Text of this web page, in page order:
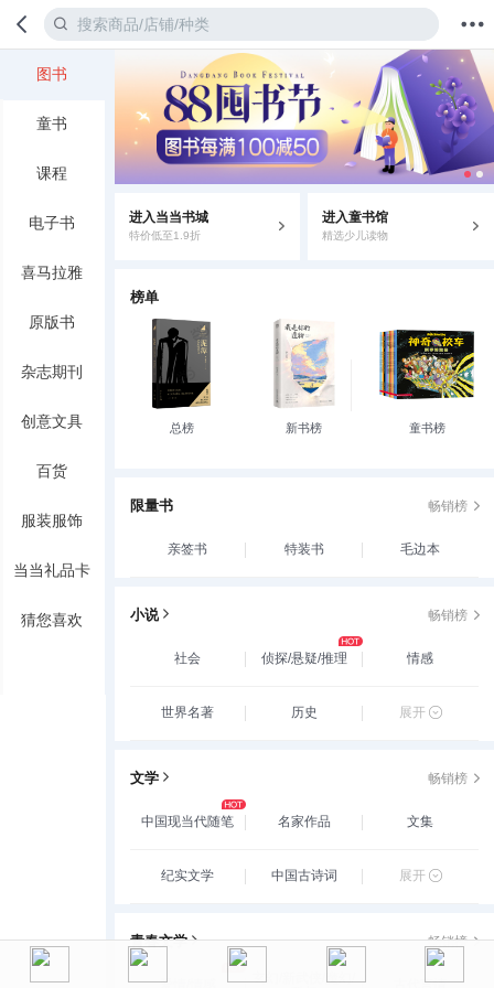
值得买 我的当当
图书
童书
课程
电子书
喜马拉雅
原版书
杂志期刊
创意文具
百货
服装服饰
当当礼品卡
猜您喜欢
进入当当书城
特价低至1.9折
进入童书馆
精选少儿读物
榜单
总榜 新书榜 童书榜
限量书 畅销榜
亲签书 特装书 毛边本
小说 畅销榜
社会 侦探/悬疑/推理 情感
世界名著 历史 展开
文学 畅销榜
中国现当代随笔 名家作品 文集
纪实文学 中国古诗词 展开
青春文学 畅销榜
玄幻/新武侠/魔幻/